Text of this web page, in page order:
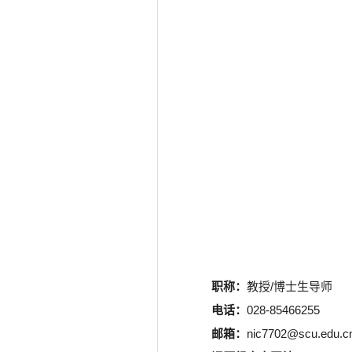
职称： 教授/博士生导师
电话： 028-85466255
邮箱：